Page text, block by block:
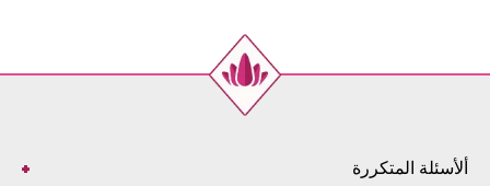
ألأسئلة المتكررة